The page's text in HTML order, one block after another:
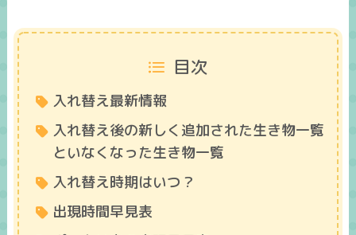
目次
入れ替え最新情報
入れ替え後の新しく追加された生き物一覧
といなくなった生き物一覧
入れ替え時期はいつ？
出現時間早見表